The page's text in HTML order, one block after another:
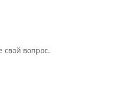
свой вопрос.